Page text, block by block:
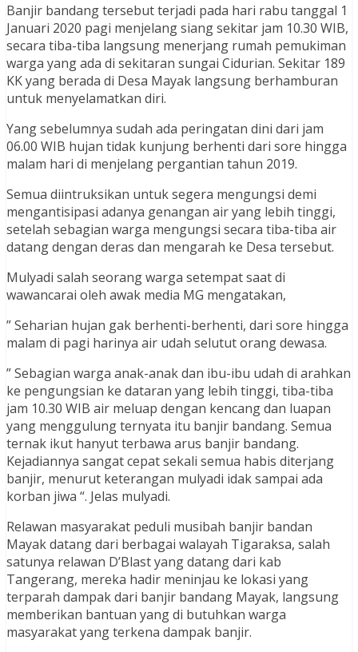
Banjir bandang tersebut terjadi pada hari rabu tanggal 1
Januari 2020 pagi menjelang siang sekitar jam 10.30 WIB,
secara tiba-tiba langsung menerjang rumah pemukiman
warga yang ada di sekitaran sungai Cidurian. Sekitar 189
KK yang berada di Desa Mayak langsung berhamburan
untuk menyelamatkan diri.
Yang sebelumnya sudah ada peringatan dini dari jam
06.00 WIB hujan tidak kunjung berhenti dari sore hingga
malam hari di menjelang pergantian tahun 2019.
Semua diintruksikan untuk segera mengungsi demi
mengantisipasi adanya genangan air yang lebih tinggi,
setelah sebagian warga mengungsi secara tiba-tiba air
datang dengan deras dan mengarah ke Desa tersebut.
Mulyadi salah seorang warga setempat saat di
wawancarai oleh awak media MG mengatakan,
” Seharian hujan gak berhenti-berhenti, dari sore hingga
malam di pagi harinya air udah selutut orang dewasa.
” Sebagian warga anak-anak dan ibu-ibu udah di arahkan
ke pengungsian ke dataran yang lebih tinggi, tiba-tiba
jam 10.30 WIB air meluap dengan kencang dan luapan
yang menggulung ternyata itu banjir bandang. Semua
ternak ikut hanyut terbawa arus banjir bandang.
Kejadiannya sangat cepat sekali semua habis diterjang
banjir, menurut keterangan mulyadi idak sampai ada
korban jiwa “. Jelas mulyadi.
Relawan masyarakat peduli musibah banjir bandan
Mayak datang dari berbagai walayah Tigaraksa, salah
satunya relawan D’Blast yang datang dari kab
Tangerang, mereka hadir meninjau ke lokasi yang
terparah dampak dari banjir bandang Mayak, langsung
memberikan bantuan yang di butuhkan warga
masyarakat yang terkena dampak banjir.